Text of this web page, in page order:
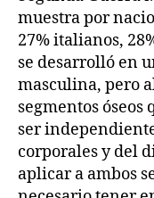
muestra por
27% italianos,
se desarrolló en
masculina, pero
segmentos
ser
corporales y del
aplicar a ambos